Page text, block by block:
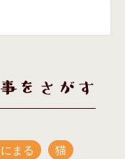
をさがす
まる 猫